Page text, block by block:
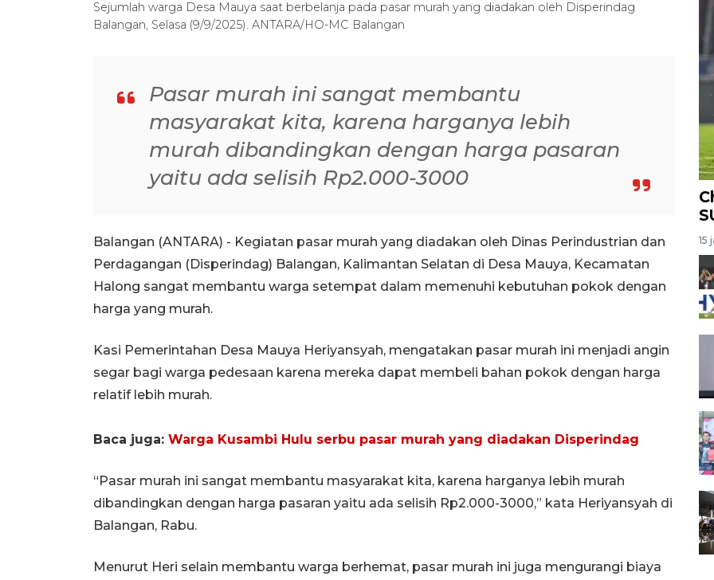
Sejumlah warga Desa Mauya saat berbelanja pada pasar murah yang diadakan oleh Disperindag
Balangan, Selasa (9/9/2025). ANTARA/HO-MC Balangan
Pasar murah ini sangat membantu
masyarakat kita, karena harganya lebih
murah dibandingkan dengan harga pasaran
yaitu ada selisih Rp2.000-3000
Balangan (ANTARA) - Kegiatan pasar murah yang diadakan oleh Dinas Perindustrian dan
Perdagangan (Disperindag) Balangan, Kalimantan Selatan di Desa Mauya, Kecamatan
Halong sangat membantu warga setempat dalam memenuhi kebutuhan pokok dengan
harga yang murah.
Kasi Pemerintahan Desa Mauya Heriyansyah, mengatakan pasar murah ini menjadi angin
segar bagi warga pedesaan karena mereka dapat membeli bahan pokok dengan harga
relatif lebih murah.
Baca juga: Warga Kusambi Hulu serbu pasar murah yang diadakan Disperindag
“Pasar murah ini sangat membantu masyarakat kita, karena harganya lebih murah
dibandingkan dengan harga pasaran yaitu ada selisih Rp2.000-3000,” kata Heriyansyah di
Balangan, Rabu.
Menurut Heri selain membantu warga berhemat, pasar murah ini juga mengurangi biaya
15